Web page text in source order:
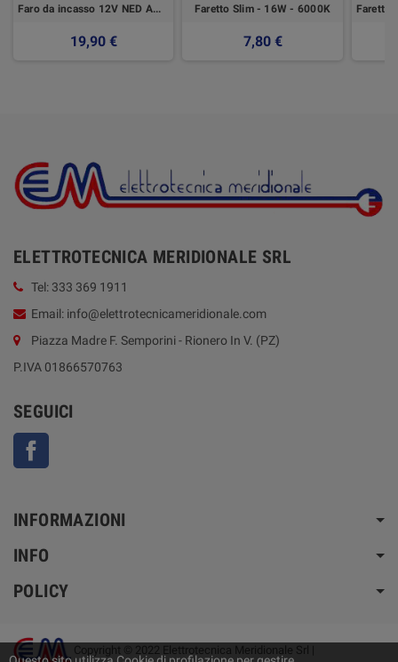
Faro da incasso 12V NED AMBRA - Microluce
19,90 €
Faretto Slim - 16W - 6000K
7,80 €
ELETTROTECNICA MERIDIONALE SRL
Tel: 333 369 1911
Email: info@elettrotecnicameridionale.com
Piazza Madre F. Semporini - Rionero In V. (PZ)
P.IVA 01866570763
SEGUICI
INFORMAZIONI
INFO
POLICY
Copyright © 2022 Elettrotecnica Meridionale Srl |